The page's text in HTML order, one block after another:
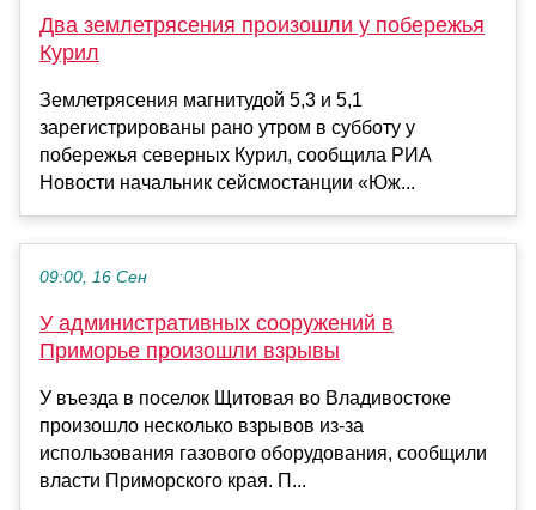
Два землетрясения произошли у побережья
Курил
Землетрясения магнитудой 5,3 и 5,1
зарегистрированы рано утром в субботу у
побережья северных Курил, сообщила РИА
Новости начальник сейсмостанции «Юж...
09:00, 16 Сен
У административных сооружений в
Приморье произошли взрывы
У въезда в поселок Щитовая во Владивостоке
произошло несколько взрывов из-за
использования газового оборудования, сообщили
власти Приморского края. П...